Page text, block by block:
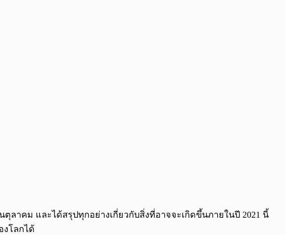
0:00/0:00
ตุลาคม และได้สรุปทุกอย่างเกี่ยวกับสิ่งที่อาจจะเกิดขึ้นภายในปี 2021 นี้
งโลกได้